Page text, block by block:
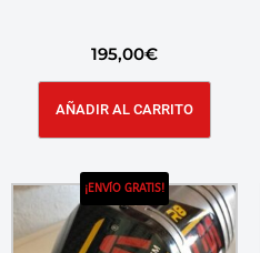
195,00€
AÑADIR AL CARRITO
¡ENVÍO GRATIS!